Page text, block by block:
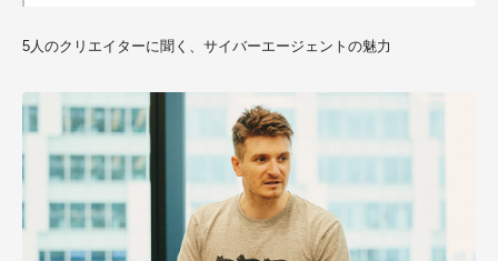
5人のクリエイターに聞く、 サイバーエージェント の魅力